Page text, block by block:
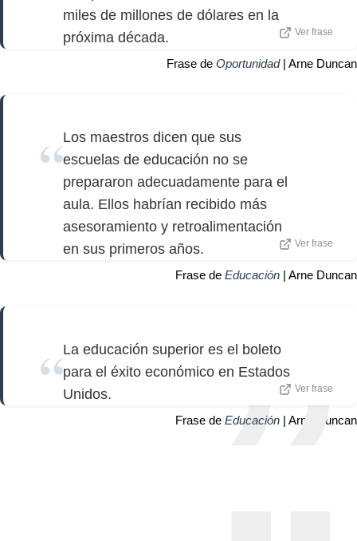
miles de millones de dólares en la
próxima década.
Ver frase
Frase de Oportunidad| Arne Duncan
Los maestros dicen que sus
escuelas de educación no se
prepararon adecuadamente para el
aula. Ellos habrían recibido más
asesoramiento y retroalimentación
en sus primeros años.
Ver frase
Frase de Educación | Arne Duncan
La educación superior es el boleto
para el éxito económico en Estados
Unidos.
Ver frase
Frase de Educación | Arne Duncan